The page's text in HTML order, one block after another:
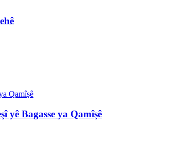
yê Bagasse ya Qamîşê